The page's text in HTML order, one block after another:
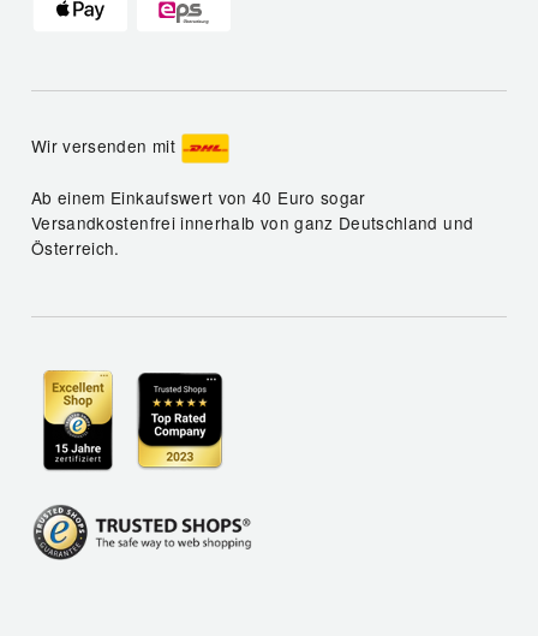
Wir versenden mit
Ab einem Einkaufswert von 40 Euro sogar
Versandkostenfrei innerhalb von ganz Deutschland und
Österreich.